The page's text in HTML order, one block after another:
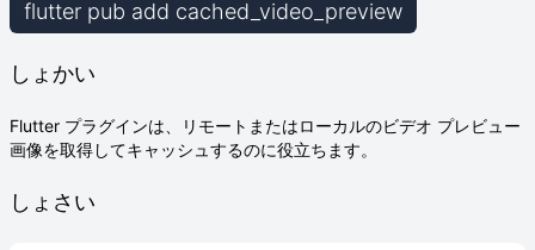
flutter pub add cached_video_preview
しょかい
Flutter プラグインは、リモートまたはローカルのビデオ プレビュー
画像を取得してキャッシュするのに役立ちます。
しょさい